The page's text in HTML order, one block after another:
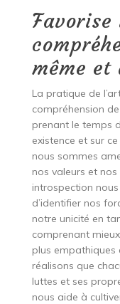
Favorise
même et
La pratique de
compréhension
prenant le temps
existence et sur
nous sommes
nos valeurs et
introspection
d’identifier nos
notre unicité en
comprenant
plus empathiques
réalisons que
luttes et ses
nous aide à